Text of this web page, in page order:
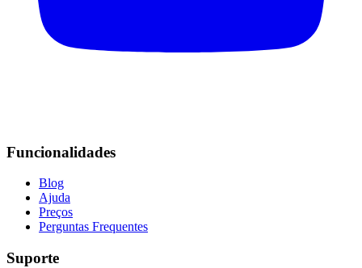
Funcionalidades
Blog
Ajuda
Preços
Perguntas Frequentes
Suporte